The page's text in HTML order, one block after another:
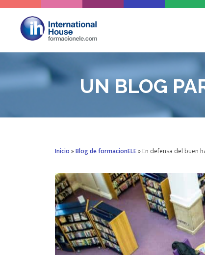
Saltar
contenido
UN BLOG
Inicio »Blog de formacionELE» En defensa del buen